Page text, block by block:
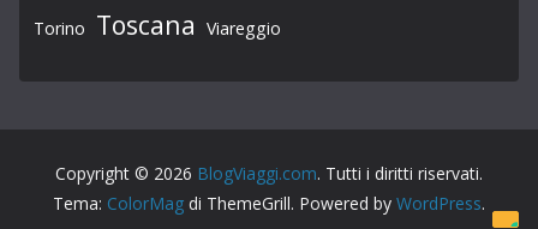
Torino Toscana Viareggio
Copyright © 2026 BlogViaggi.com. Tutti i diritti riservati.
Tema: ColorMag di ThemeGrill. Powered by WordPress.